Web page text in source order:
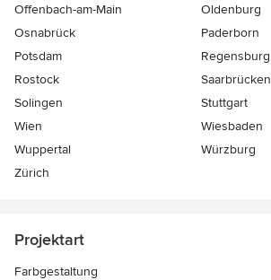
Offenbach-am-Main
Oldenburg
Osnabrück
Paderborn
Potsdam
Regensburg
Rostock
Saarbrücken
Solingen
Stuttgart
Wien
Wiesbaden
Wuppertal
Würzburg
Zürich
Projektart
Farbgestaltung